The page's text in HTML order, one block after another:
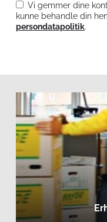
Vi gemmer dine
kunne behandle din
persondatapolitik.
Læs
mere
om
erhvervsflytning